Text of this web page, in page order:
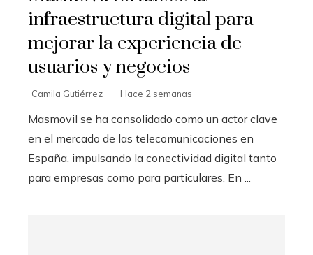
infraestructura digital para
mejorar la experiencia de
usuarios y negocios
Camila Gutiérrez Hace 2 semanas
Masmovil se ha consolidado como un actor clave
en el mercado de las telecomunicaciones en
España, impulsando la conectividad digital tanto
para empresas como para particulares. En ...